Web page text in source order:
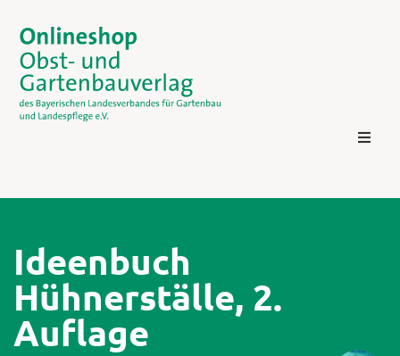
Ideenbuch
Hühnerställe, 2.
Auflage